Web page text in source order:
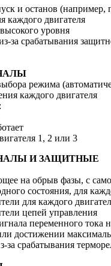
и останов (например,
каждого двигателя
уровня
за срабатывания
режима
каждого двигателя
1, 2 или 3
И ЗАЩИТНЫЕ
на обрыв фазы, с
состояния, для
для каждого
цепей управления
переменного тока
достижении
за срабатывания